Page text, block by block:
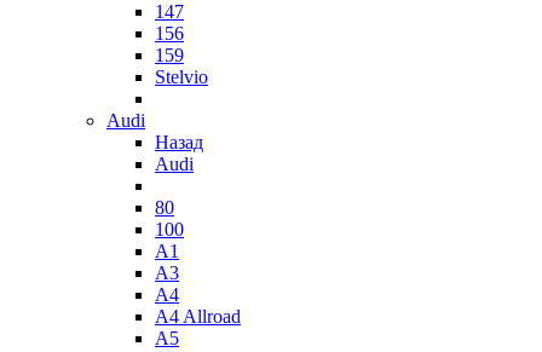
147
156
159
Stelvio
Audi
Назад
Audi
80
100
A1
A3
A4
A4 Allroad
A5